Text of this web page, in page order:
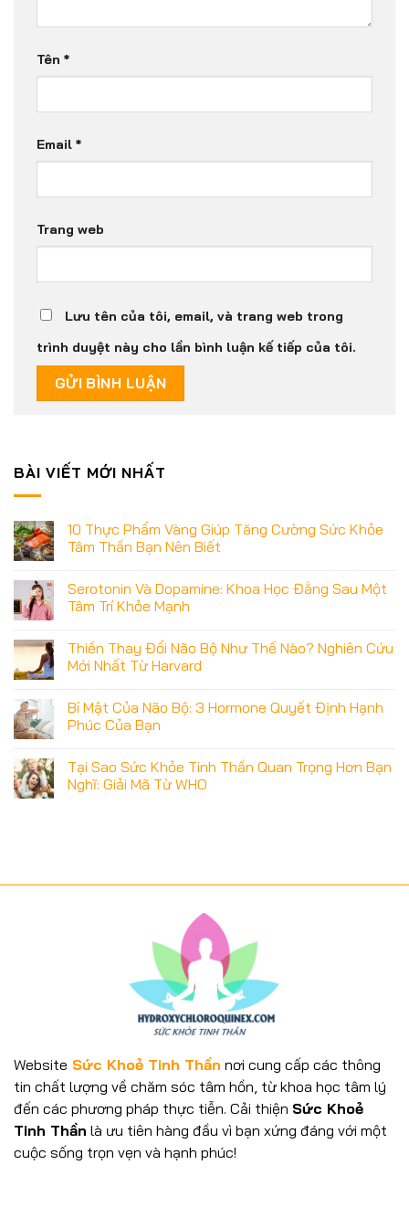
Tên *
Email *
Trang web
Lưu tên của tôi, email, và trang web trong
trình duyệt này cho lần bình luận kế tiếp của tôi.
BÀI VIẾT MỚI NHẤT
10 Thực Phẩm Vàng Giúp Tăng Cường Sức Khỏe
Tâm Thần Bạn Nên Biết
Serotonin Và Dopamine: Khoa Học Đằng Sau Một
Tâm Trí Khỏe Mạnh
Thiền Thay Đổi Não Bộ Như Thế Nào? Nghiên Cứu
Mới Nhất Từ Harvard
Bí Mật Của Não Bộ: 3 Hormone Quyết Định Hạnh
Phúc Của Bạn
Tại Sao Sức Khỏe Tinh Thần Quan Trọng Hơn Bạn
Nghĩ: Giải Mã Từ WHO
Website Sức Khoẻ Tinh Thần nơi cung cấp các thông
tin chất lượng về chăm sóc tâm hồn, từ khoa học tâm lý
đến các phương pháp thực tiễn. Cải thiện Sức Khoẻ
Tinh Thần là ưu tiên hàng đầu vì bạn xứng đáng với một
cuộc sống trọn vẹn và hạnh phúc!